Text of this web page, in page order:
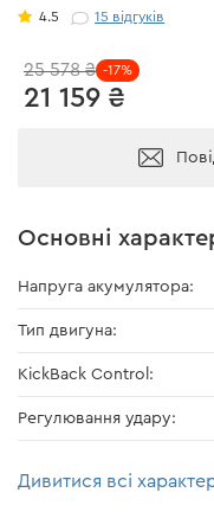
4.5 15 відгуків
21 159 ₴
25 578 ₴ -17%
Основні
Напруга акумулятора:
Тип двигуна:
KickBack Control:
Регулювання удару:
Дивитися всі